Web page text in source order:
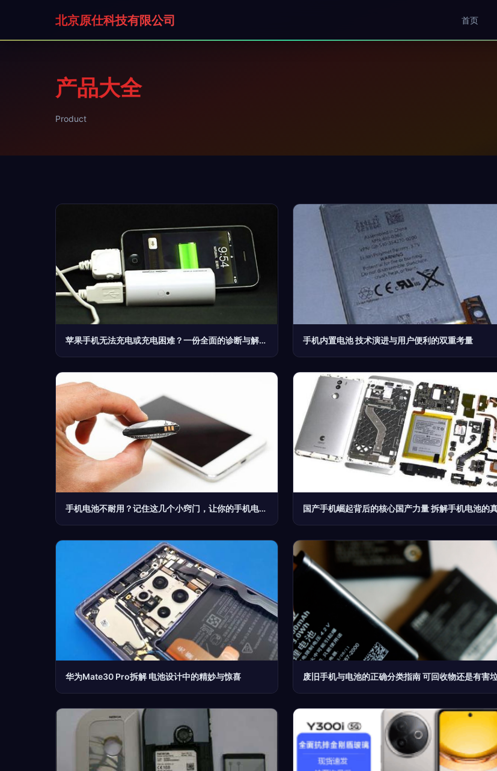
北京原仕科技有限公司 首页
产品大全
Product
苹果手机无法充电或充电困难？一份全面的诊断与解决方案指南 手机内置电池 技术演进与用户便利的双重考量
手机电池不耐用？记住这几个小窍门，让你的手机电力更持久
华为Mate30 Pro拆解 电池设计中的精妙与惊喜